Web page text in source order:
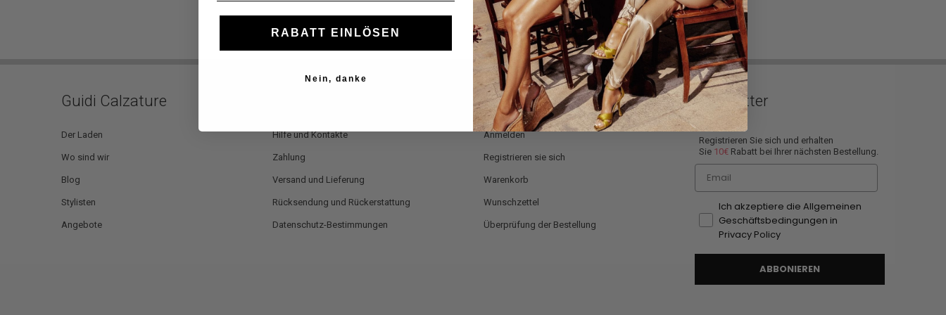
Guidi Calzature
Der Laden
Wo sind wir
Blog
Stylisten
Angebote
Hilfe und Kontakte
Zahlung
Versand und Lieferung
Rücksendung und Rückerstattung
Datenschutz-Bestimmungen
Anmeldung
Anmelden
Registrieren sie sich
Warenkorb
Wunschzettel
Überprüfung der Bestellung
Newsletter
Registrieren Sie sich und erhalten
Sie 10€ Rabatt bei Ihrer nächsten Bestellung.
Email
Ich akzeptiere die Allgemeinen
Geschäftsbedingungen in
Privacy Policy
ABBONIEREN
RABATT EINLÖSEN
Nein, danke